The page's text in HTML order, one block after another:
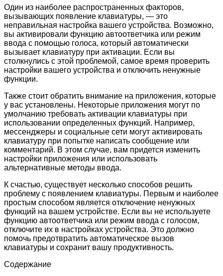
Один из наиболее распространенных факторов,
вызывающих появление клавиатуры, — это
неправильная настройка вашего устройства. Возможно,
вы активировали функцию автоответчика или режим
ввода с помощью голоса, который автоматически
вызывает клавиатуру при активации. Если вы
столкнулись с этой проблемой, самое время проверить
настройки вашего устройства и отключить ненужные
функции.
Также стоит обратить внимание на приложения, которые
у вас установлены. Некоторые приложения могут по
умолчанию требовать активации клавиатуры при
использовании определенных функций. Например,
мессенджеры и социальные сети могут активировать
клавиатуру при попытке написать сообщение или
комментарий. В этом случае, вам придется изменить
настройки приложения или использовать
альтернативные методы ввода.
К счастью, существует несколько способов решить
проблему с появлением клавиатуры. Первым и наиболее
простым способом является отключение ненужных
функций на вашем устройстве. Если вы не используете
функцию автоответчика или режим ввода с голосом,
отключите их в настройках устройства. Это должно
помочь предотвратить автоматическое вызов
клавиатуры и сохранит вашу продуктивность.
Содержание